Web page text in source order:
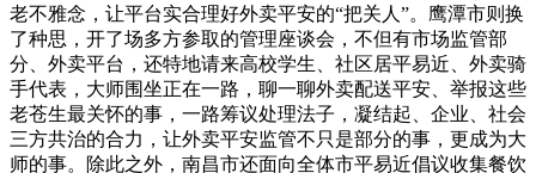
老不雅念，让平台实合理好外卖平安的“把关人”。鹰潭市则换
了种思，开了场多方参取的管理座谈会，不但有市场监管部
分、外卖平台，还特地请来高校学生、社区居平易近、外卖骑
手代表，大师围坐正在一路，聊一聊外卖配送平安、举报这些
老苍生最关怀的事，一路筹议处理法子，凝结起、企业、社会
三方共治的合力，让外卖平安监管不只是部分的事，更成为大
师的事。除此之外，南昌市还面向全体市平易近倡议收集餐饮